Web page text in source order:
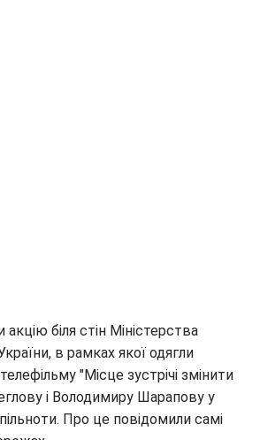
біля стін Міністерства
в рамках якої одягли
"Місце зустрічі змінити
і Володимиру Шарапову у
Про це повідомили самі